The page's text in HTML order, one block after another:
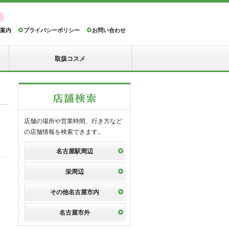
内 プライバシーポリシー お問い合わせ
取扱コスメ
店舗の場所や営業時間、行き方など
の店舗情報を検索できます。
名古屋駅周辺
栄周辺
その他名古屋市内
名古屋市外